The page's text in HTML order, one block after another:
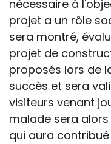
nécessaire à
projet a un rôle
sera montré,
projet de
proposés lors de
succès et sera
visiteurs venant
malade sera
qui aura